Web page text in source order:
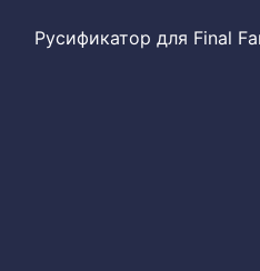
Русификатор для Final